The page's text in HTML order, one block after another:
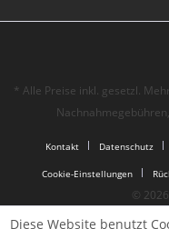
* Alle Preise inkl. gesetzl.
Kontakt Datenschutz
Cookie-Einstellungen
©
Diese Website benutzt